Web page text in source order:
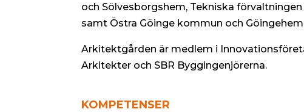
och Sölvesborgshem, Tekniska
samt Östra Göinge kommun och
Arkitektgården är medlem i
Arkitekter och SBR Byggingenjörerna.
KOMPETENSER